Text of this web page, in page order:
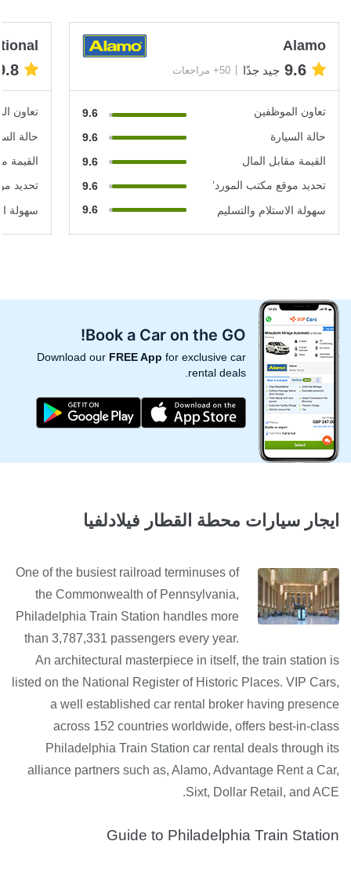
Alamo
9.6 جيد جدًا 50+ مراجعات
تعاون الموظفين
9.6
حالة السيارة
9.6
القيمة مقابل المال
9.6
تحديد موقع مكتب المورد’
9.6
سهولة الاستلام والتسليم
9.6
تعاون
حالة
القيمة
تحديد
سهولة
Book a Car on the GO!
Download our FREE App for exclusive car
rental deals.
ايجار سيارات محطة القطار فيلادلفيا
One of the busiest railroad terminuses of
the Commonwealth of Pennsylvania,
Philadelphia Train Station handles more
than 3,787,331 passengers every year.
An architectural masterpiece in itself, the train station is
listed on the National Register of Historic Places. VIP Cars,
a well established car rental broker having presence
across 152 countries worldwide, offers best-in-class
Philadelphia Train Station car rental deals through its
alliance partners such as, Alamo, Advantage Rent a Car,
Sixt, Dollar Retail, and ACE.
Guide to Philadelphia Train Station